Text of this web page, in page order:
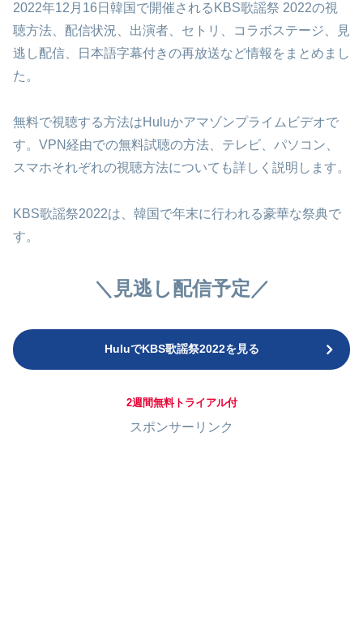
2022年12月16日韓国で開催されるKBS歌謡祭 2022の視
聴方法、配信状況、出演者、セトリ、コラボステージ、見
逃し配信、日本語字幕付きの再放送など情報をまとめまし
た。
無料で視聴する方法はHuluかアマゾンプライムビデオで
す。VPN経由での無料試聴の方法、テレビ、パソコン、
スマホそれぞれの視聴方法についても詳しく説明します。
KBS歌謡祭2022は、韓国で年末に行われる豪華な祭典で
す。
＼見逃し配信予定／
HuluでKBS歌謡祭2022を見る
2週間無料トライアル付
スポンサーリンク